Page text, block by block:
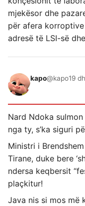
mjekësor dhe
për afera
adresë të LSI-së
kapo@kapo19
Nard Ndoka
nga ty, s’ka siguri
Ministri i
Tirane, duke bere
ndersa keqbersit
plaçkitur!
Java nis si mos më